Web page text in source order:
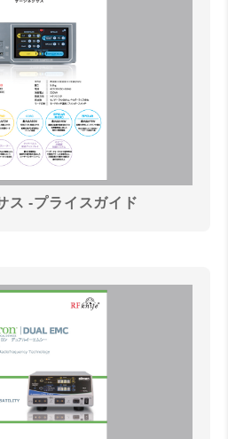
ス -プライスガイド